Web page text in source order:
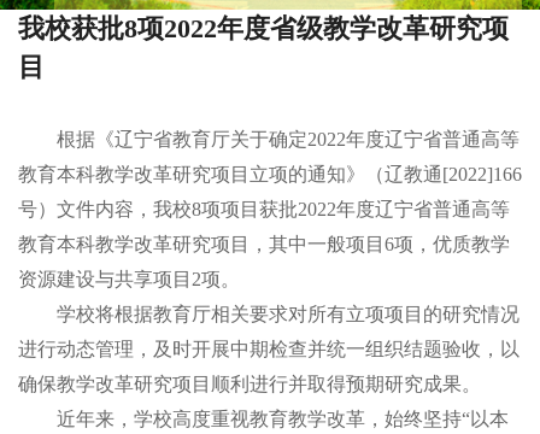
我校获批8项2022年度省级教学改革研究项
目
根据《辽宁省教育厅关于确定2022年度辽宁省普通高等
教育本科教学改革研究项目立项的通知》（辽教通[2022]166
号）文件内容，我校8项项目获批2022年度辽宁省普通高等
教育本科教学改革研究项目，其中一般项目 6项，优质教学
资源建设与共享项目2项。
学校将根据教育厅相关要求对所有立项项目的研究情况
进行动态管理，及时开展中期检查并统一组织结题验收，以
确保教学改革研究项目顺利进行并取得预期研究成果。
近年来，学校高度重视教育教学改革，始终坚持“以本